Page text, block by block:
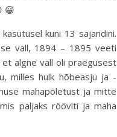
😀
kuni 13 sajandini.
vall, 1894 – 1895 veeti
algne vall oli praegusest
milles hulk hõbeasju ja -
mahapõletust ja mitte
paljaks rööviti ja maha